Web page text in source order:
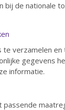
bij de nationale
verzamelen
gegevens
informatie.